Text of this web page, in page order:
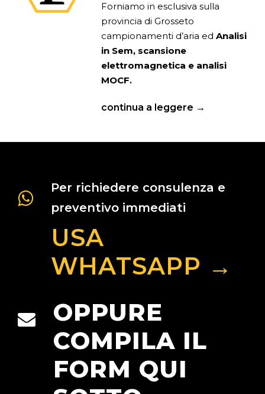
Forniamo in esclusiva sulla
provincia di Grosseto
campionamenti d’aria edAnalisi
in Sem, scansione
elettromagnetica e analisi
MOCF.
continua a leggere →
Per richiedere consulenza e
preventivo immediati
USA
WHATSAPP →
OPPURE
COMPILA IL
FORM QUI